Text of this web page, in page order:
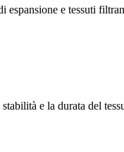
espansione e tessuti
e la durata del